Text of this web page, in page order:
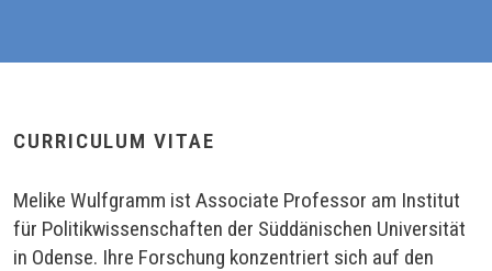
CURRICULUM VITAE
Melike Wulfgramm ist Associate Professor am Institut
für Politikwissenschaften der Süddänischen Universität
in Odense. Ihre Forschung konzentriert sich auf den